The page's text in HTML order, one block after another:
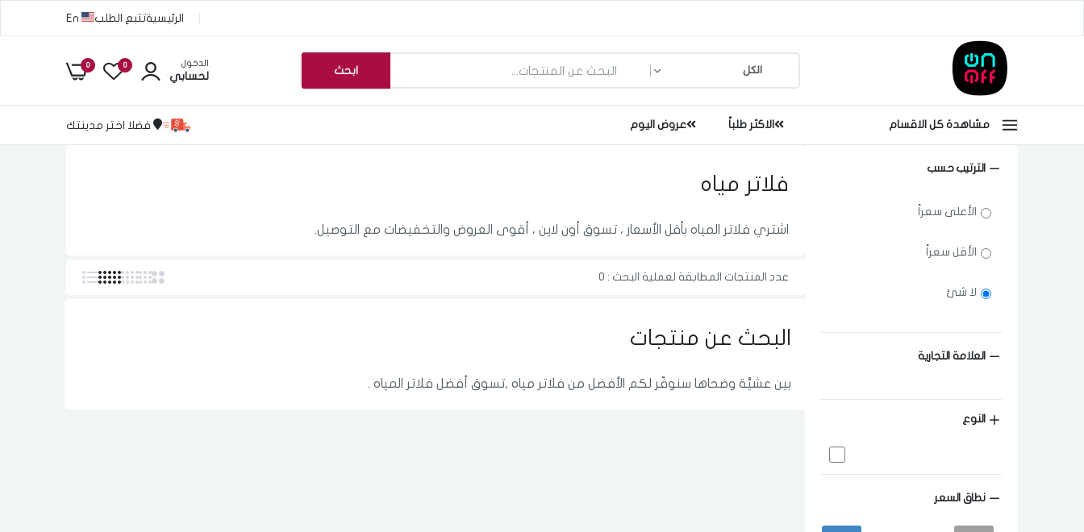
الرئيسيةتتبع الطلب En
ابحث
الدخول
لحسابي
0
0
مشاهدة كل الاقسام الاكثر طلباً عروض اليوم فضلا اختر مدينتك
الترتيب حسب
الأعلى سعراً
الأقل سعراً
لا شئ
العلامة التجارية
النوع
نطاق السعر
فلاتر مياه
اشتري فلاتر المياه بأقل الأسعار ، تسوق أون لاين ، أقوى العروض والتخفيضات مع التوصيل.
عدد المنتجات المطابقة لعملية البحث : 0
البحث عن منتجات
بين عشيَّة وضحاها سنوفّر لكم الأفضل من فلاتر مياه ,تسوق أفضل فلاتر المياه .
الدخول تسجيل
ما الذي تبحث عنه؟